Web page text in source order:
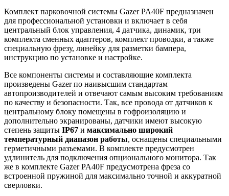
Комплект парковочной системы Gazer PA40F предназначен
для профессиональной установки и включает в себя
центральный блок управления, 4 датчика, динамик, три
комплекта сменных адаптеров, комплект проводки, а также
специальную фрезу, линейку для разметки бампера,
инструкцию по установке и настройке.
Все компоненты системы и составляющие комплекта
произведены Gazer по наивысшим стандартам
автопроизводителей и отвечают самым высоким требованиям
по качеству и безопасности. Так, все провода от датчиков к
центральному блоку помещены в гофроизоляцию и
дополнительно экранированы, датчики имеют высокую
степень защиты IP67 и максимально широкий
температурный диапазон работы, оснащены специальными
герметичными разъемами. В комплекте предусмотрен
удлинитель для подключения опционального монитора. Так
же в комплекте Gazer PA40F предусмотрена фреза со
встроенной пружиной для максимально точной и аккуратной
сверловки.